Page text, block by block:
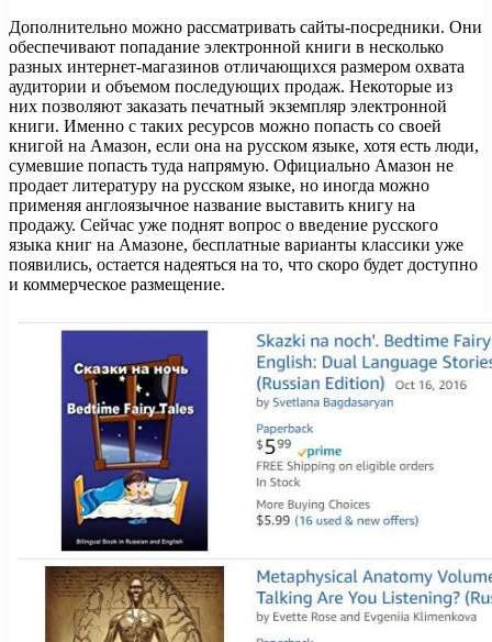
Дополнительно можно рассматривать сайты-посредники. Они
обеспечивают попадание электронной книги в несколько
разных интернет-магазинов отличающихся размером охвата
аудитории и объемом последующих продаж. Некоторые из
них позволяют заказать печатный экземпляр электронной
книги. Именно с таких ресурсов можно попасть со своей
книгой на Амазон, если она на русском языке, хотя есть люди,
сумевшие попасть туда напрямую. Официально Амазон не
продает литературу на русском языке, но иногда можно
применяя англоязычное название выставить книгу на
продажу. Сейчас уже поднят вопрос о введение русского
языка книг на Амазоне, бесплатные варианты классики уже
появились, остается надеяться на то, что скоро будет доступно
и коммерческое размещение.